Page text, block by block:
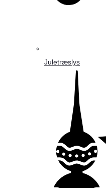
Juletræslys